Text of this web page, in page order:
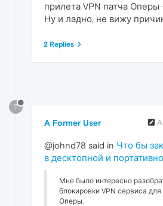
прилета VPN патча
Ну и ладно, не вижу
2 Replies
?
A Former User
@johnd78 said in Что бы
в десктопной и
Мне было интересно
блокировки VPN сервиса
Оперы.